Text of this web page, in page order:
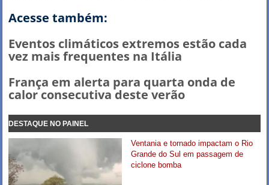
Acesse também:
Eventos climáticos extremos estão cada
vez mais frequentes na Itália
França em alerta para quarta onda de
calor consecutiva deste verão
DESTAQUE NO PAINEL
Ventania e tornado impactam o Rio
Grande do Sul em passagem de
ciclone bomba